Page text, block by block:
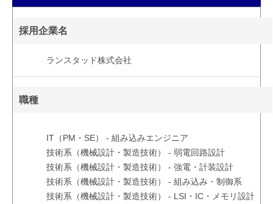
採用企業名
ランスタッド株式会社
職種
IT（PM・SE） - 組み込みエンジニア
技術系（機械設計・製造技術） - 弱電回路設計
技術系（機械設計・製造技術） - 強電・計装設計
技術系（機械設計・製造技術） - 組み込み・制御系
技術系（機械設計・製造技術） - LSI・IC・メモリ設計